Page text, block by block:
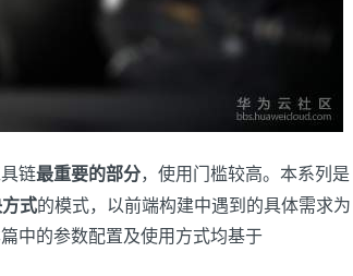
链最重要的部分，使用门槛较高。本系列是
式的模式，以前端构建中遇到的具体需求为
中的参数配置及使用方式均基于